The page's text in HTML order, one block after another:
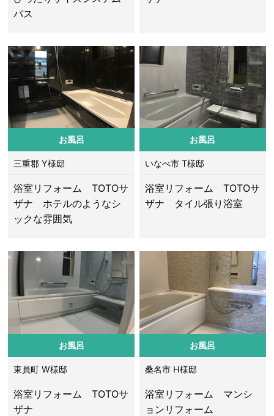
バス
お風呂
三重郡 Y様邸
浴室リフォーム TOTOサ
ザナ ホテルのようなシ
ックな雰囲気
お風呂
いなべ市 T様邸
浴室リフォーム TOTOサ
ザナ タイル張り浴室
お風呂
東員町 W様邸
浴室リフォーム TOTOサ
ザナ
お風呂
桑名市 H様邸
浴室リフォーム マンシ
ョンリフォーム